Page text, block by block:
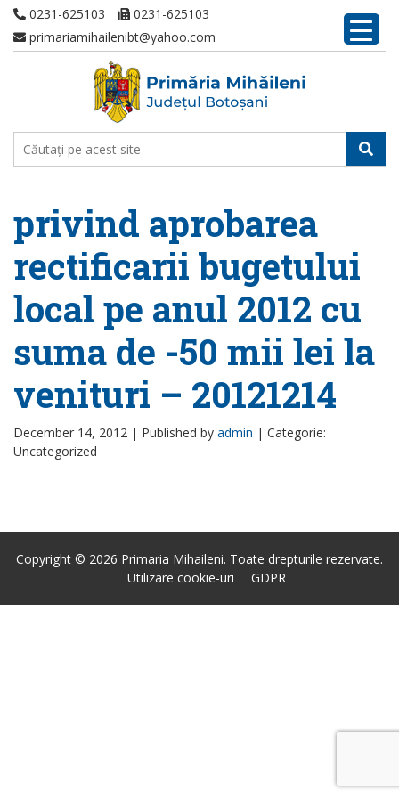
0231-625103
0231-625103
primariamihailenibt@yahoo.com
privind aprobarea
rectificarii bugetului
local pe anul 2012 cu
suma de -50 mii lei la
venituri – 20121214
December 14, 2012 | Published by admin | Categorie:
Uncategorized
Copyright © 2026 Primaria Mihaileni. Toate drepturile rezervate.
Utilizare cookie-uri
GDPR